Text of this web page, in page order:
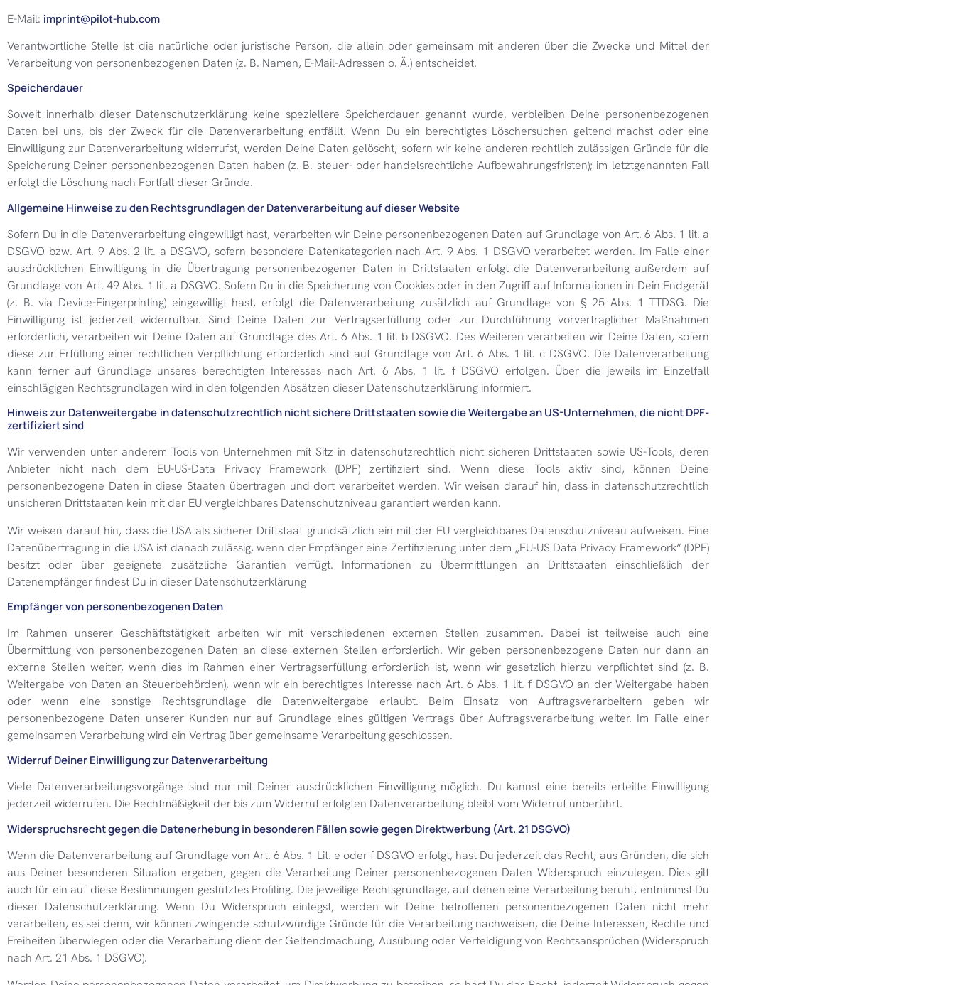
E-Mail: imprint@pilot-hub.com
Verantwortliche Stelle ist die natürliche oder juristische Person, die allein oder gemeinsam mit anderen über die Zwecke und Mittel der
Verarbeitung von personenbezogenen Daten (z. B. Namen, E-Mail-Adressen o. Ä.) entscheidet.
Speicherdauer
Soweit innerhalb dieser Datenschutzerklärung keine speziellere Speicherdauer genannt wurde, verbleiben Deine personenbezogenen
Daten bei uns, bis der Zweck für die Datenverarbeitung entfällt. Wenn Du ein berechtigtes Löschersuchen geltend machst oder eine
Einwilligung zur Datenverarbeitung widerrufst, werden Deine Daten gelöscht, sofern wir keine anderen rechtlich zulässigen Gründe für die
Speicherung Deiner personenbezogenen Daten haben (z. B. steuer- oder handelsrechtliche Aufbewahrungsfristen); im letztgenannten Fall
erfolgt die Löschung nach Fortfall dieser Gründe.
Allgemeine Hinweise zu den Rechtsgrundlagen der Datenverarbeitung auf dieser Website
Sofern Du in die Datenverarbeitung eingewilligt hast, verarbeiten wir Deine personenbezogenen Daten auf Grundlage von Art. 6 Abs. 1 lit. a
DSGVO bzw. Art. 9 Abs. 2 lit. a DSGVO, sofern besondere Datenkategorien nach Art. 9 Abs. 1 DSGVO verarbeitet werden. Im Falle einer
ausdrücklichen Einwilligung in die Übertragung personenbezogener Daten in Drittstaaten erfolgt die Datenverarbeitung außerdem auf
Grundlage von Art. 49 Abs. 1 lit. a DSGVO. Sofern Du in die Speicherung von Cookies oder in den Zugriff auf Informationen in Dein Endgerät
(z. B. via Device-Fingerprinting) eingewilligt hast, erfolgt die Datenverarbeitung zusätzlich auf Grundlage von § 25 Abs. 1 TTDSG. Die
Einwilligung ist jederzeit widerrufbar. Sind Deine Daten zur Vertragserfüllung oder zur Durchführung vorvertraglicher Maßnahmen
erforderlich, verarbeiten wir Deine Daten auf Grundlage des Art. 6 Abs. 1 lit. b DSGVO. Des Weiteren verarbeiten wir Deine Daten, sofern
diese zur Erfüllung einer rechtlichen Verpflichtung erforderlich sind auf Grundlage von Art. 6 Abs. 1 lit. c DSGVO. Die Datenverarbeitung
kann ferner auf Grundlage unseres berechtigten Interesses nach Art. 6 Abs. 1 lit. f DSGVO erfolgen. Über die jeweils im Einzelfall
einschlägigen Rechtsgrundlagen wird in den folgenden Absätzen dieser Datenschutzerklärung informiert.
Hinweis zur Datenweitergabe in datenschutzrechtlich nicht sichere Drittstaaten sowie die Weitergabe an US-Unternehmen, die nicht DPF-
zertifiziert sind
Wir verwenden unter anderem Tools von Unternehmen mit Sitz in datenschutzrechtlich nicht sicheren Drittstaaten sowie US-Tools, deren
Anbieter nicht nach dem EU-US-Data Privacy Framework (DPF) zertifiziert sind. Wenn diese Tools aktiv sind, können Deine
personenbezogene Daten in diese Staaten übertragen und dort verarbeitet werden. Wir weisen darauf hin, dass in datenschutzrechtlich
unsicheren Drittstaaten kein mit der EU vergleichbares Datenschutzniveau garantiert werden kann.
Wir weisen darauf hin, dass die USA als sicherer Drittstaat grundsätzlich ein mit der EU vergleichbares Datenschutzniveau aufweisen. Eine
Datenübertragung in die USA ist danach zulässig, wenn der Empfänger eine Zertifizierung unter dem „EU-US Data Privacy Framework“ (DPF)
besitzt oder über geeignete zusätzliche Garantien verfügt. Informationen zu Übermittlungen an Drittstaaten einschließlich der
Datenempfänger findest Du in dieser Datenschutzerklärung
Empfänger von personenbezogenen Daten
Im Rahmen unserer Geschäftstätigkeit arbeiten wir mit verschiedenen externen Stellen zusammen. Dabei ist teilweise auch eine
Übermittlung von personenbezogenen Daten an diese externen Stellen erforderlich. Wir geben personenbezogene Daten nur dann an
externe Stellen weiter, wenn dies im Rahmen einer Vertragserfüllung erforderlich ist, wenn wir gesetzlich hierzu verpflichtet sind (z. B.
Weitergabe von Daten an Steuerbehörden), wenn wir ein berechtigtes Interesse nach Art. 6 Abs. 1 lit. f DSGVO an der Weitergabe haben
oder wenn eine sonstige Rechtsgrundlage die Datenweitergabe erlaubt. Beim Einsatz von Auftragsverarbeitern geben wir
personenbezogene Daten unserer Kunden nur auf Grundlage eines gültigen Vertrags über Auftragsverarbeitung weiter. Im Falle einer
gemeinsamen Verarbeitung wird ein Vertrag über gemeinsame Verarbeitung geschlossen.
Widerruf Deiner Einwilligung zur Datenverarbeitung
Viele Datenverarbeitungsvorgänge sind nur mit Deiner ausdrücklichen Einwilligung möglich. Du kannst eine bereits erteilte Einwilligung
jederzeit widerrufen. Die Rechtmäßigkeit der bis zum Widerruf erfolgten Datenverarbeitung bleibt vom Widerruf unberührt.
Widerspruchsrecht gegen die Datenerhebung in besonderen Fällen sowie gegen Direktwerbung (Art. 21 DSGVO)
Wenn die Datenverarbeitung auf Grundlage von Art. 6 Abs. 1 Lit. e oder f DSGVO erfolgt, hast Du jederzeit das Recht, aus Gründen, die sich
aus Deiner besonderen Situation ergeben, gegen die Verarbeitung Deiner personenbezogenen Daten Widerspruch einzulegen. Dies gilt
auch für ein auf diese Bestimmungen gestütztes Profiling. Die jeweilige Rechtsgrundlage, auf denen eine Verarbeitung beruht, entnimmst Du
dieser Datenschutzerklärung. Wenn Du Widerspruch einlegst, werden wir Deine betroffenen personenbezogenen Daten nicht mehr
verarbeiten, es sei denn, wir können zwingende schutzwürdige Gründe für die Verarbeitung nachweisen, die Deine Interessen, Rechte und
Freiheiten überwiegen oder die Verarbeitung dient der Geltendmachung, Ausübung oder Verteidigung von Rechtsansprüchen (Widerspruch
nach Art. 21 Abs. 1 DSGVO).